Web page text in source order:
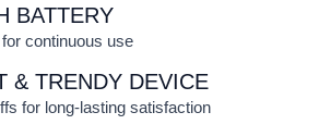
BATTERY
continuous use
& TRENDY DEVICE
for long-lasting satisfaction